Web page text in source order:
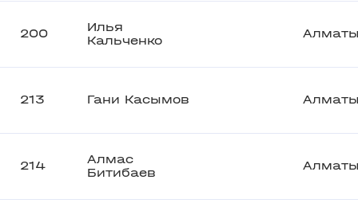
200
Илья
Кальченко
213 Гани Касымов
214
Алмас
Битибаев